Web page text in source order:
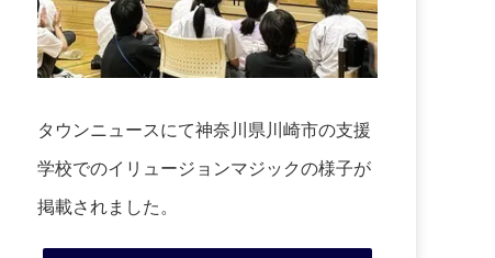
タウンニュースにて神奈川県川崎市の支援
学校でのイリュージョンマジックの様子が
掲載されました。